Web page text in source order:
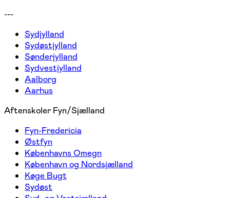
---
Sydjylland
Sydøstjylland
Sønderjylland
Sydvestjylland
Aalborg
Aarhus
Aftenskoler Fyn/Sjælland
Fyn-Fredericia
Østfyn
Københavns Omegn
København og Nordsjælland
Køge Bugt
Sydøst